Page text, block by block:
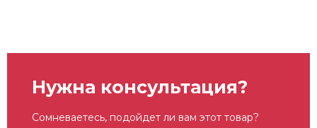
Нужна консультация?
Сомневаетесь, подойдет ли вам этот товар?